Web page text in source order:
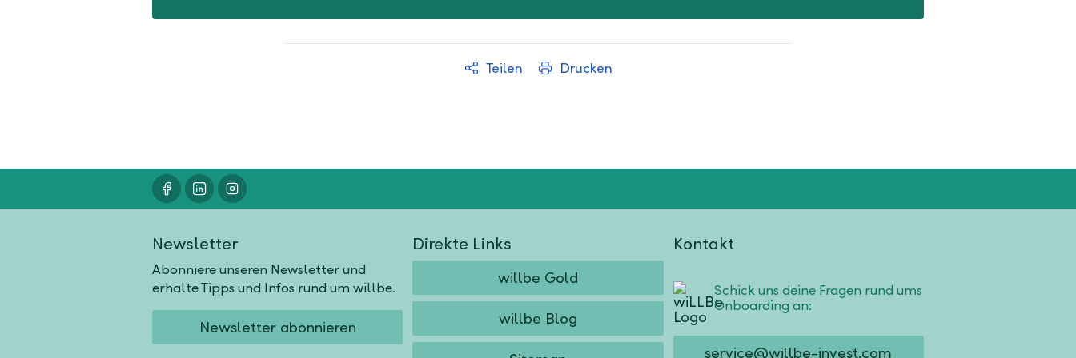
Teilen Drucken
Newsletter
Abonniere unseren Newsletter und
erhalte Tipps und Infos rund um willbe.
Newsletter abonnieren
Kontakt
Schick uns deine Fragen rund ums
Onboarding an:
service@willbe-invest.com
Direkte Links
willbe Gold
willbe Blog